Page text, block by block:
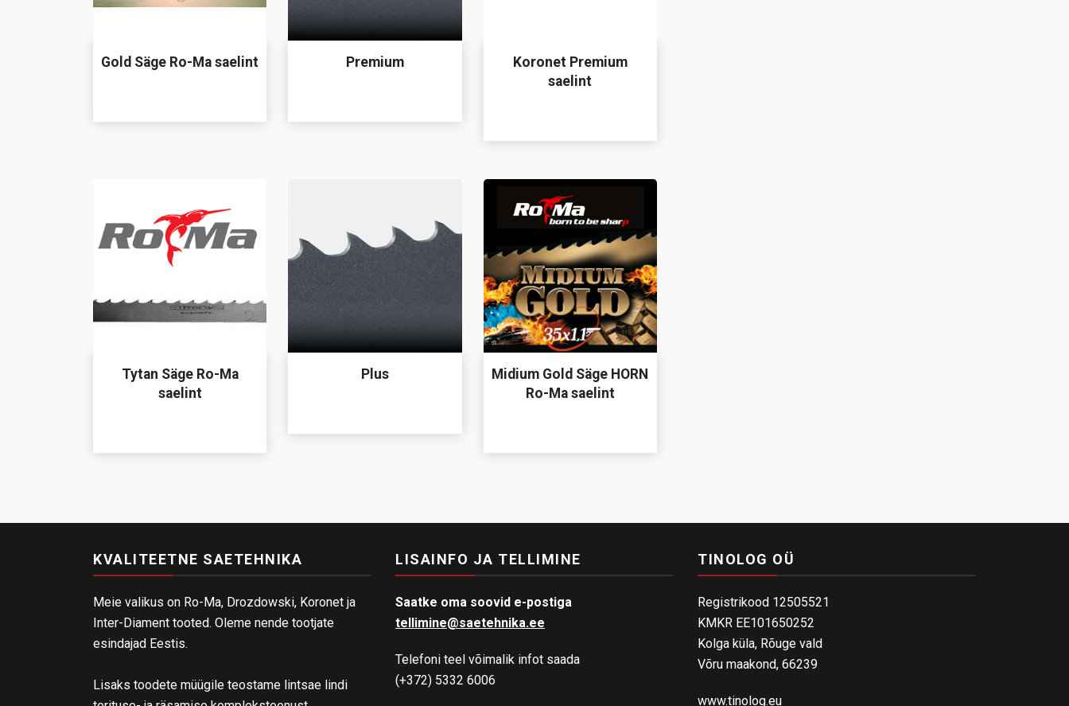
Gold Säge Ro-Ma saelint Premium
Koronet Premium
saelint
Tytan Säge Ro-Ma
saelint
Plus
Midium Gold Säge HORN
Ro-Ma saelint
KVALITEETNE SAETEHNIKA
Meie valikus on Ro-Ma, Drozdowski, Koronet ja
Inter-Diament tooted. Oleme nende tootjate
esindajad Eestis.
Lisaks toodete müügile teostame lintsae lindi
LISAINFO JA TELLIMINE
Saatke oma soovid e-postiga
tellimine@saetehnika.ee
Telefoni teel võimalik infot saada
(+372) 5332 6006
TINOLOG OÜ
Registrikood 12505521
KMKR EE101650252
Kolga küla, Rõuge vald
Võru maakond, 66239
www.tinolog.eu